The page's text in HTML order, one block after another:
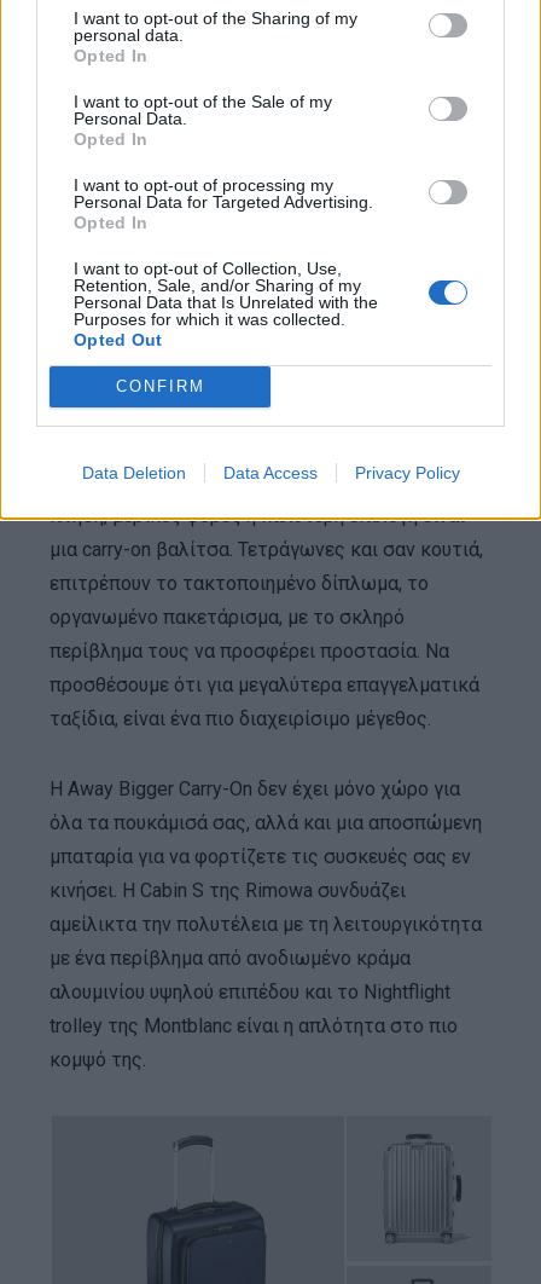
I want to opt-out of the Sharing of my
personal data.
Opted In
I want to opt-out of the Sale of my
Personal Data.
Opted In
I want to opt-out of processing my
Personal Data for Targeted Advertising.
Opted In
I want to opt-out of Collection, Use,
Retention, Sale, and/or Sharing of my
Personal Data that Is Unrelated with the
Purposes for which it was collected.
Opted Out
CONFIRM
Data Deletion Data Access Privacy Policy
Βαλίτσα μεταφοράς
Φυσικά, αν και προσπαθούμε να μειώσουμε το
επιλέγοντας να πάρουμε χειραποσκευές στην
πτήση, μερικές φορές η καλύτερη επιλογή είναι
μια carry-on βαλίτσα. Τετράγωνες και σαν κουτιά,
επιτρέπουν το τακτοποιημένο δίπλωμα, το
οργανωμένο πακετάρισμα, με το σκληρό
περίβλημα τους να προσφέρει προστασία. Να
προσθέσουμε ότι για μεγαλύτερα επαγγελματικά
ταξίδια, είναι ένα πιο διαχειρίσιμο μέγεθος.
Η Away Bigger Carry-On δεν έχει μόνο χώρο για
όλα τα πουκάμισά σας, αλλά και μια αποσπώμενη
μπαταρία για να φορτίζετε τις συσκευές σας εν
κινήσει. Η Cabin S της Rimowa συνδυάζει
αμείλικτα την πολυτέλεια με τη λειτουργικότητα
με ένα περίβλημα από ανοδιωμένο κράμα
αλουμινίου υψηλού επιπέδου και το Nightflight
trolley της Montblanc είναι η απλότητα στο πιο
κομψό της.